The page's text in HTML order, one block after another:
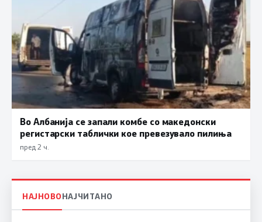
Во Албанија се запали комбе со македонски
регистарски таблички кое превезувало пилиња
пред 2 ч.
НАЈНОВОНАЈЧИТАНО